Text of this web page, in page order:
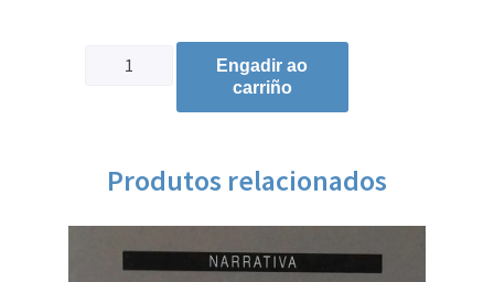
Engadir ao
carriño
Produtos relacionados